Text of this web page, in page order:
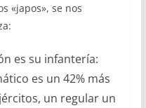
«japos», se nos
es su infantería:
es un 42% más
un regular un